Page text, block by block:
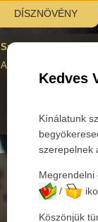
Kedves
Kínálatunk
szerepelnek
Megrendelni
/
Köszönjük
DÍSZNÖVÉNY
Szombati újranyitás:
AUgusztus 29.,
Termékeink